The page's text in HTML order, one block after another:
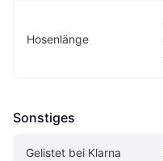
Hosenlänge
Sonstiges
Gelistet bei Klarna